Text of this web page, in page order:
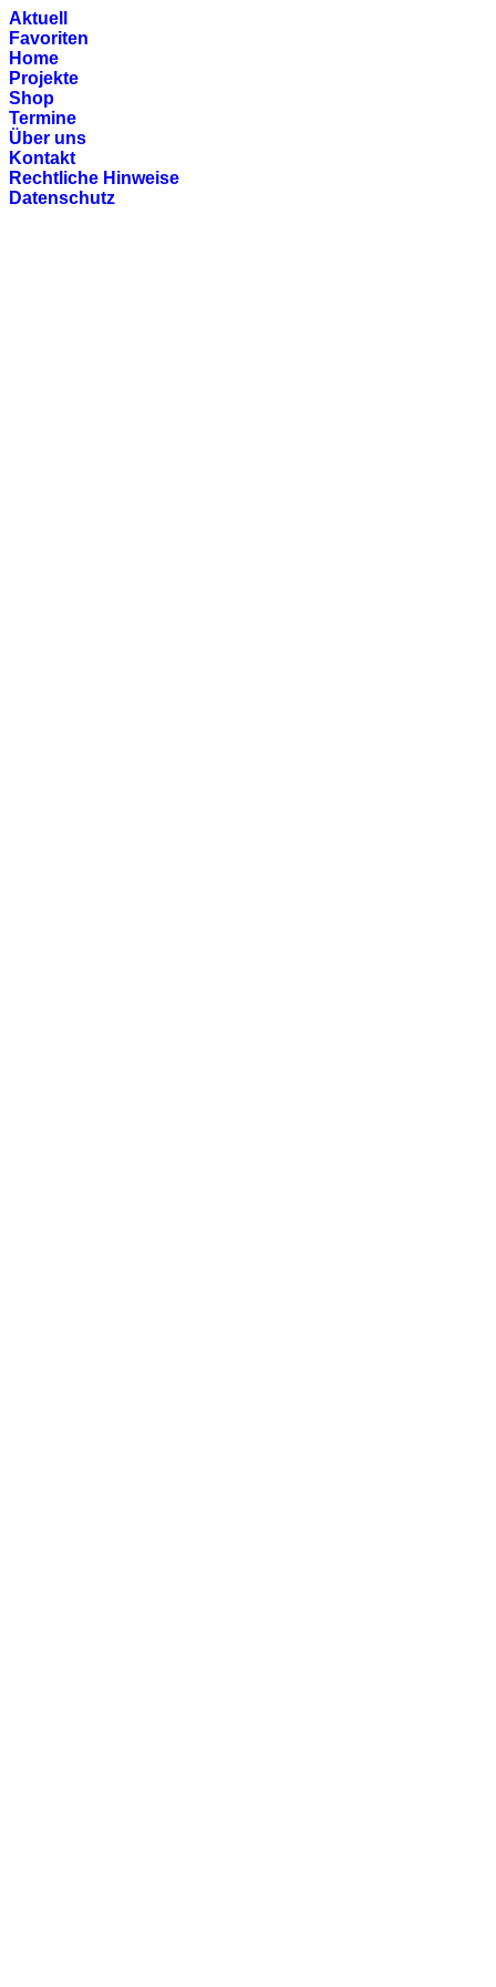
Aktuell
Favoriten
Home
Projekte
Shop
Termine
Über uns
Kontakt
Rechtliche Hinweise
Datenschutz